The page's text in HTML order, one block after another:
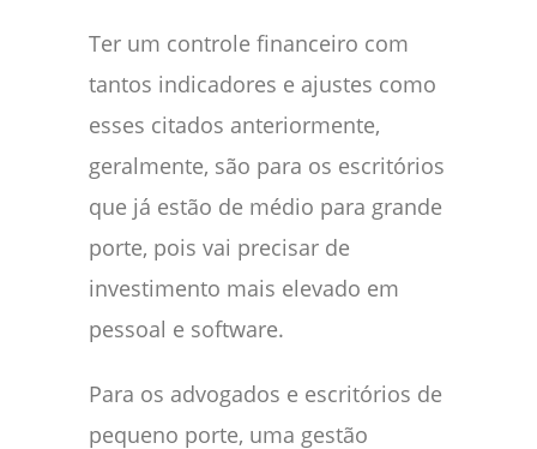
Ter um controle financeiro com
tantos indicadores e ajustes como
esses citados anteriormente,
geralmente, são para os escritórios
que já estão de médio para grande
porte, pois vai precisar de
investimento mais elevado em
pessoal e software.
Para os advogados e escritórios de
pequeno porte, uma gestão